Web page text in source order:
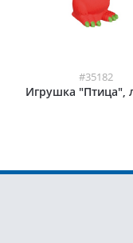
#35182
Игрушка "Птица",